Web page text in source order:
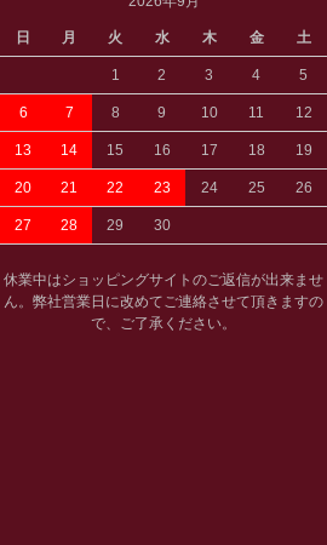
日 月 火 水 木 金 土
1 2 3 4 5
6 7 8 9 10 11 12
13 14 15 16 17 18 19
20 21 22 23 24 25 26
27 28 29 30
休業中はショッピングサイトのご返信が出来ませ
ん。弊社営業日に改めてご連絡させて頂きますの
で、ご了承ください。